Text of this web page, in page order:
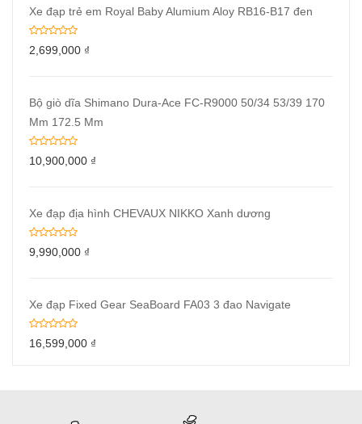
Xe đạp trẻ em Royal Baby Alumium Aloy RB16-B17 đen
2,699,000 ₫
Bộ giò dĩa Shimano Dura-Ace FC-R9000 50/34 53/39 170
Mm 172.5 Mm
10,900,000 ₫
Xe đạp địa hình CHEVAUX NIKKO Xanh dương
9,990,000 ₫
Xe đạp Fixed Gear SeaBoard FA03 3 đao Navigate
16,599,000 ₫